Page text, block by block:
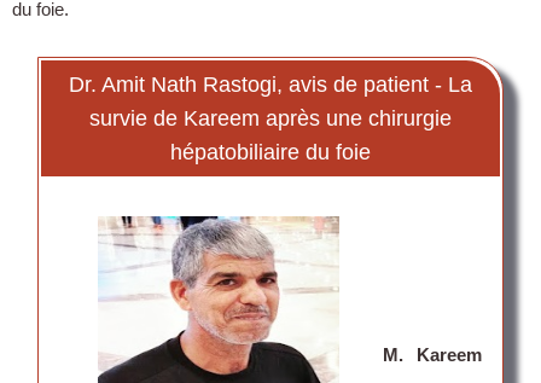
du foie.
Dr. Amit Nath Rastogi, avis de patient - La
survie de Kareem après une chirurgie
hépatobiliaire du foie
M. Kareem